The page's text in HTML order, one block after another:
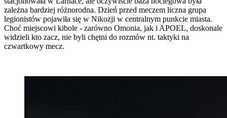
zależna bardziej różnorodna. Dzień przed meczem liczna grupa
legionistów pojawiła się w Nikozji w centralnym punkcie miasta.
Choć miejscowi kibole - zarówno Omonia, jak i APOEL, doskonale
widzieli kto zacz, nie byli chętni do rozmów nt. taktyki na
czwartkowy mecz.